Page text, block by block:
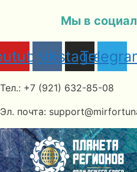
Мы в
Vk
Instagram
Тел.: +7 (921) 632-85-08
Эл. почта: